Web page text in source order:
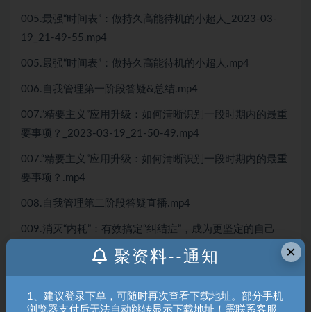
005.最强“时间表”：做持久高能待机的小超人_2023-03-
19_21-49-55.mp4
005.最强“时间表”：做持久高能待机的小超人.mp4
006.自我管理第一阶段答疑&总结.mp4
007.“精要主义”应用升级：如何清晰识别一段时期内的最重
要事项？_2023-03-19_21-50-49.mp4
007.“精要主义”应用升级：如何清晰识别一段时期内的最重
要事项？.mp4
008.自我管理第二阶段答疑直播.mp4
009.消灭“内耗”：有效搞定“纠结症”，成为更坚定的自己
_2023-03-19_21-51-37.mp4
009.消灭“内耗”：有效搞定“纠结症”，成为更坚定的自
己.mp4
×
聚资料--通知
1、建议登录下单，可随时再次查看下载地址。部分手机
浏览器支付后无法自动跳转显示下载地址！需联系客服